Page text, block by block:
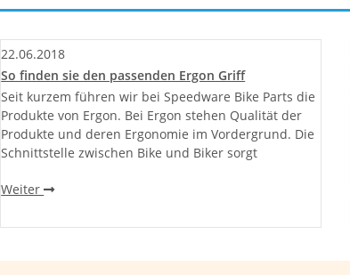
22.06.2018
So finden sie den passenden Ergon Griff
Seit kurzem führen wir bei Speedware Bike Parts die
Produkte von Ergon. Bei Ergon stehen Qualität der
Produkte und deren Ergonomie im Vordergrund. Die
Schnittstelle zwischen Bike und Biker sorgt
Weiter